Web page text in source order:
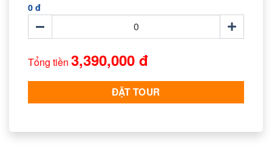
0 đ
Tổng tiền 3,390,000 đ
ĐẶT TOUR